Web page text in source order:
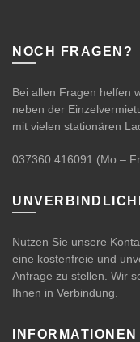
NOCH FRAGEN?
Bei allen Fragen helfen
neben der
mit vielen stationären
037360 416091 (Mo –
Nutzen Sie unsere
eine kostenfreie und
Anfrage zu stellen. Wir
Ihnen in Verbindung.
INFORMATIONEN